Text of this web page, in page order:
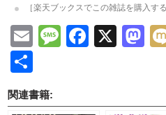
［楽天ブックスでこの雑誌を購入する
EmailMessage
X
有
関連書籍: